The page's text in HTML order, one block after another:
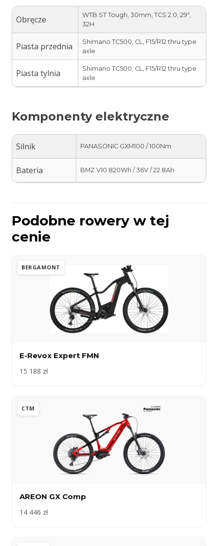
Obręcze
WTB ST Tough, 30mm, TCS 2.0, 29″,
32H
Piasta przednia
Shimano TC500, CL, F15/R12 thru type
axle
Piasta tylnia
Shimano TC500, CL, F15/R12 thru type
axle
Komponenty elektryczne
Silnik PANASONIC GXM100 / 100Nm
Bateria BMZ V10 820Wh / 36V / 22.8Ah
Podobne rowery w tej
cenie
BERGAMONT
E-Revox Expert FMN
15 188 zł
CTM
AREON GX Comp
14 446 zł